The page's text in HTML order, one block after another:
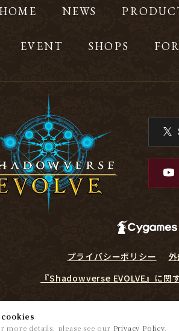
more details, please see our Privacy Policy.
HOME NEWS
EVENT SHOPS
プライバシーポリシー
『Shadowverse EVOLVE』に関